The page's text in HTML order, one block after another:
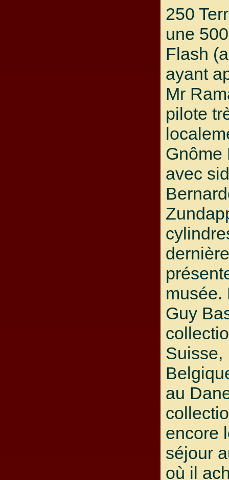
250
une
Flash
ayant
Mr
pilote
Gnôme
avec
musée.
Guy
Suisse,
au
encore
séjour
où il